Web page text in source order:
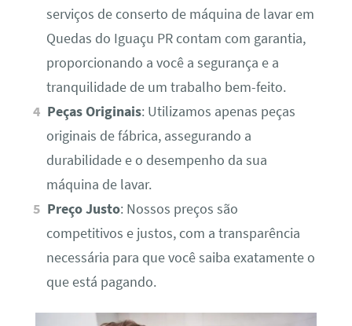
serviços de conserto de máquina de lavar em
Quedas do Iguaçu PR contam com garantia,
proporcionando a você a segurança e a
tranquilidade de um trabalho bem-feito.
Peças Originais: Utilizamos apenas peças
originais de fábrica, assegurando a
durabilidade e o desempenho da sua
máquina de lavar.
Preço Justo: Nossos preços são
competitivos e justos, com a transparência
necessária para que você saiba exatamente o
que está pagando.